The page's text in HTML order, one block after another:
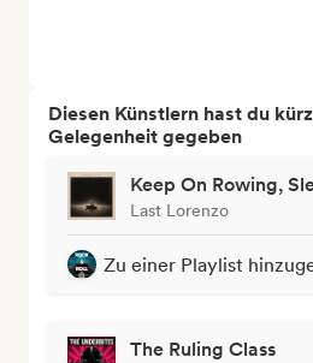
Diesen Künstlern hast du
Gelegenheit gegeben
Keep On Rowing,
Last Lorenzo
Zu einer Playlist
The Ruling Class